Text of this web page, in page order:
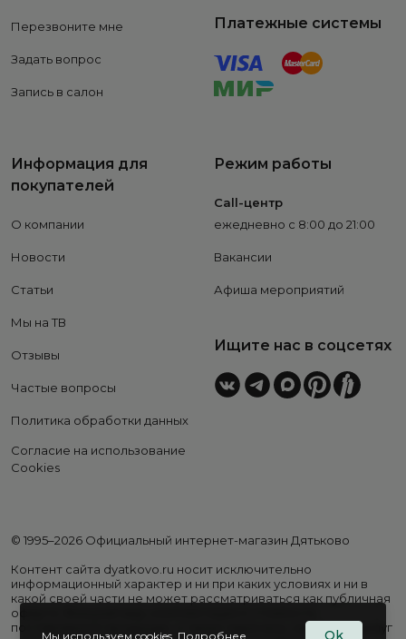
Перезвоните мне
Задать вопрос
Запись в салон
Платежные системы
Информация для
покупателей
О компании
Новости
Статьи
Мы на ТВ
Отзывы
Частые вопросы
Политика обработки данных
Согласие на использование
Cookies
Режим работы
Call-центр
ежедневно с 8:00 до 21:00
Вакансии
Афиша мероприятий
Ищите нас в соцсетях
© 1995–2026 Официальный интернет-магазин Дятьково
Контент сайта dyatkovo.ru носит исключительно
информационный характер и ни при каких условиях и ни в
какой своей части не может рассматриваться как публичная
оферта. Внешний вид, комплектация и стоимость
поставляемой продукции, а также перечень сервисных услуг
Мы используем cookies. Подробнее Ok